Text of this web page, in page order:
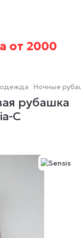
от 2000
Ночные
рубашка
С